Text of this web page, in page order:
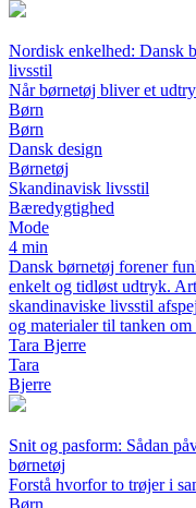
Nordisk enkelhed: Dansk
livsstil
Når børnetøj bliver et
Børn
Børn
Dansk design
Børnetøj
Skandinavisk livsstil
Bæredygtighed
Mode
4 min
Dansk børnetøj forener
enkelt og tidløst udtryk.
skandinaviske livsstil
og materialer til tanken
Tara Bjerre
Tara
Bjerre
Snit og pasform: Sådan
børnetøj
Forstå hvorfor to trøjer i
Børn